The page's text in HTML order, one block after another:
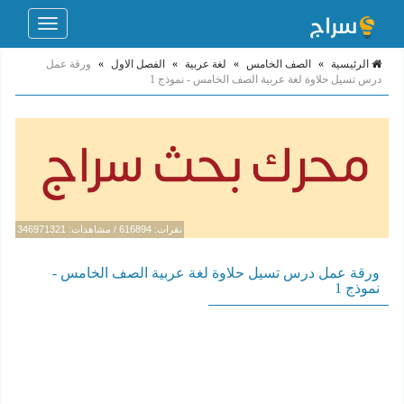
Toggle
الرئيسية » الصف الخامس » لغة عربية » الفصل الاول »
ورقة عمل
درس تسيل حلاوة لغة عربية الصف الخامس - نموذج 1
نقرات: 616894 / مشاهدات: 346971321
ورقة عمل درس تسيل حلاوة لغة عربية الصف الخامس -
نموذج 1